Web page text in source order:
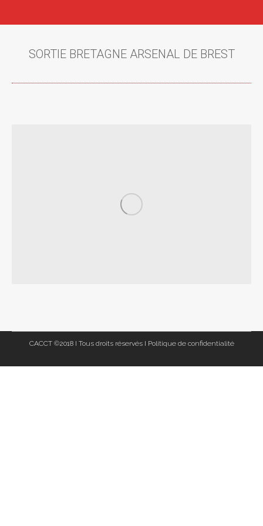
SORTIE BRETAGNE ARSENAL DE BREST
CACCT ©2018 I Tous droits réservés I Politique de confidentialité